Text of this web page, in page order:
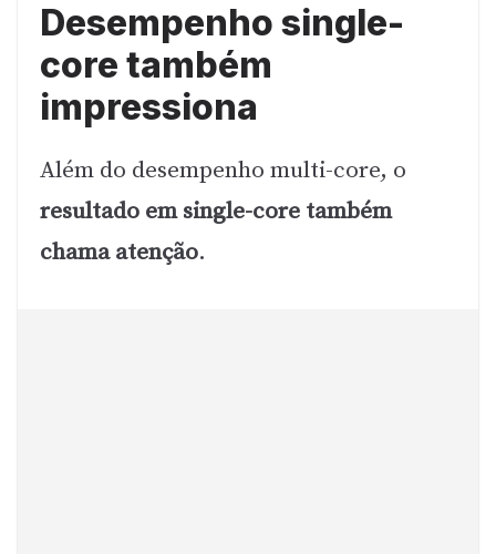
Desempenho single-
core também
impressiona
Além do desempenho multi-core, o
resultado em single-core também
chama atenção.